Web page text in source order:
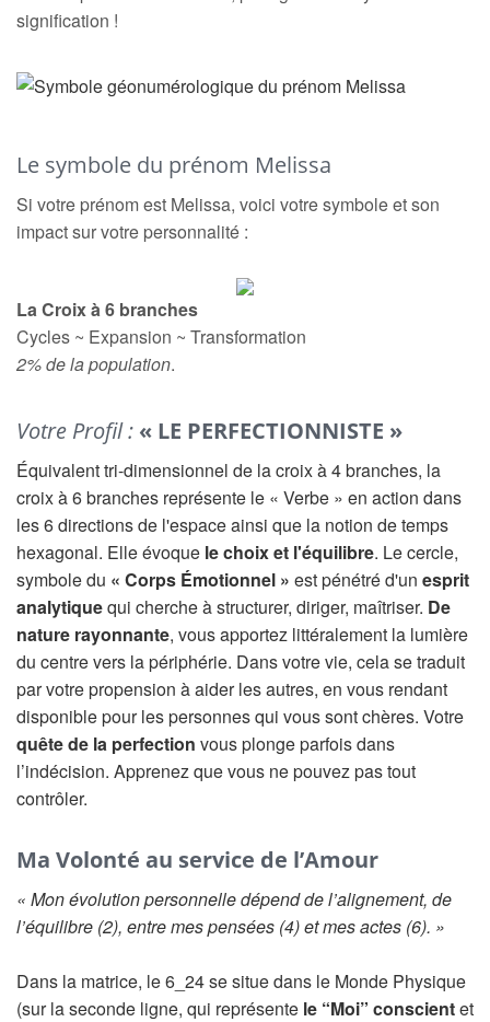
signification !
Le symbole du prénom Melissa
Si votre prénom est Melissa, voici votre symbole et son
impact sur votre personnalité :
La Croix à 6 branches
Cycles ~ Expansion ~ Transformation
2% de la population.
Votre Profil : « LE PERFECTIONNISTE »
Équivalent tri-dimensionnel de la croix à 4 branches, la
croix à 6 branches représente le « Verbe » en action dans
les 6 directions de l'espace ainsi que la notion de temps
hexagonal. Elle évoque le choix et l'équilibre. Le cercle,
symbole du « Corps Émotionnel » est pénétré d'un esprit
analytiquequi cherche à structurer, diriger, maîtriser. De
nature rayonnante, vous apportez littéralement la lumière
du centre vers la périphérie. Dans votre vie, cela se traduit
par votre propension à aider les autres, en vous rendant
disponible pour les personnes qui vous sont chères. Votre
quête de la perfection vous plonge parfois dans
l’indécision. Apprenez que vous ne pouvez pas tout
contrôler.
Ma Volonté au service de l’Amour
« Mon évolution personnelle dépend de l’alignement, de
l’équilibre (2), entre mes pensées (4) et mes actes (6). »
Dans la matrice, le 6_24 se situe dans le Monde Physique
(sur la seconde ligne, qui représente le “Moi” conscientet